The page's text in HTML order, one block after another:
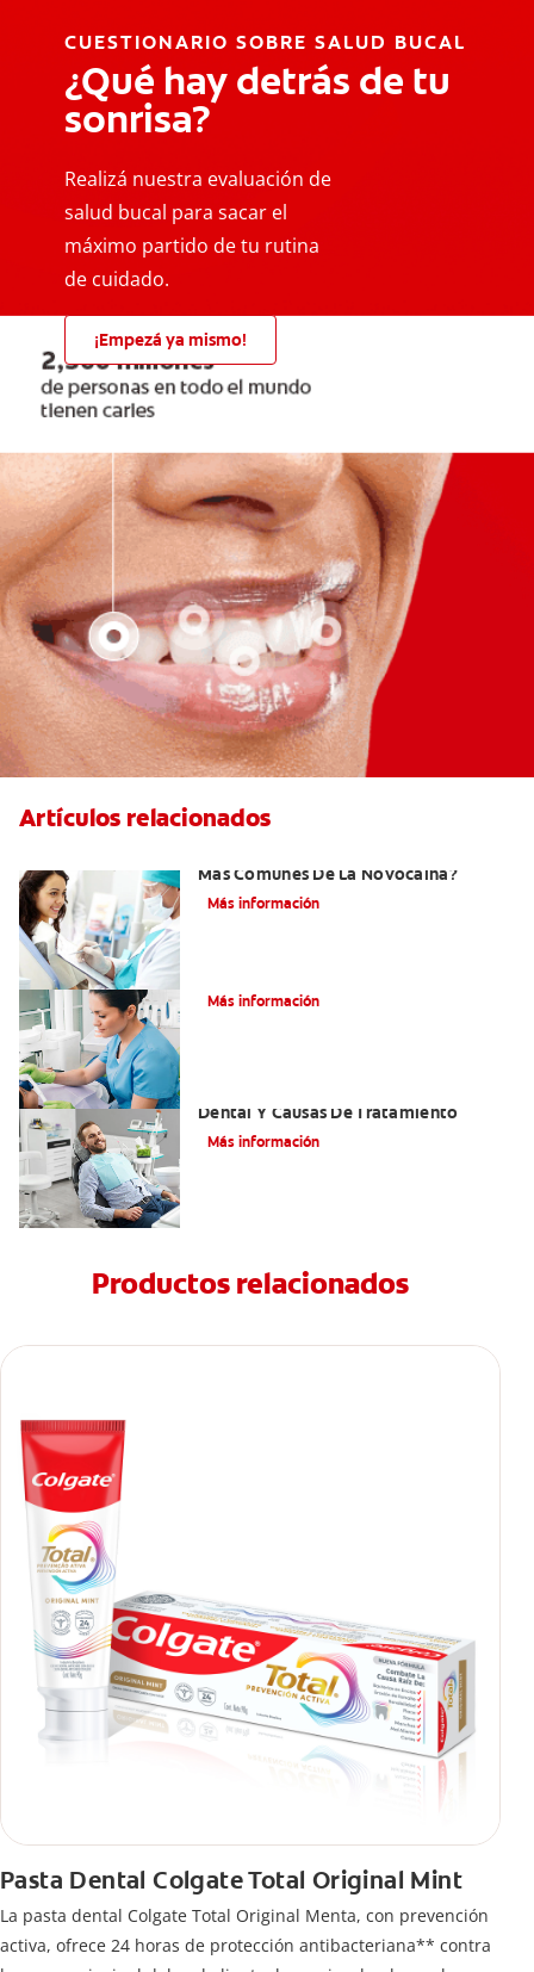
CUESTIONARIO SOBRE SALUD BUCAL
¿Qué hay detrás de tu
sonrisa?
Realizá nuestra evaluación de
salud bucal para sacar el
máximo partido de tu rutina
de cuidado.
¡Empezá ya mismo!
Artículos relacionados
Más Comunes De La Novocaína?
Más información
Más información
Dental Y Causas De Tratamiento
Más información
Productos relacionados
Pasta Dental Colgate Total Original Mint
La pasta dental Colgate Total Original Menta, con prevención
activa, ofrece 24 horas de protección antibacteriana** contra